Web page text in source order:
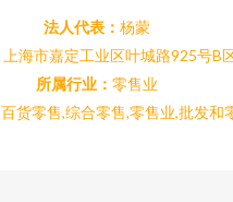
法人代表： 杨蒙
上海市嘉定工业区叶城路925号B
所属行业： 零售业
百货零售,综合零售,零售业,批发和